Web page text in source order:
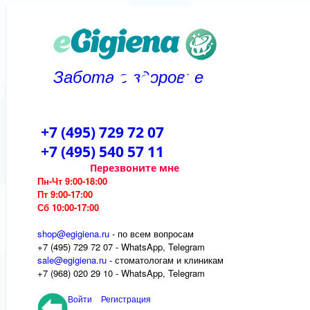
Забота о здоровье
+7 (495) 729 72 07
+7 (495) 540 57 11
Перезвоните мне
Пн-Чт 9:00-18:00
Пт 9:00-17:00
Сб 10:00-17:00
shop@egigiena.ru - по всем вопросам
‎+7 (495) 729 72 07 - WhatsApp, Telegram
sale@egigiena.ru - стоматологам и клиникам
+7 (968) 020 29 10 - WhatsApp, Telegram
Войти
Регистрация